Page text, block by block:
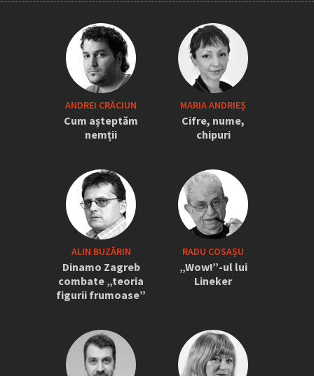
„Iordănescu a tras sforile să revină la
națională” » Pițurcă face dezvăluiri
tari: „Dacă știam că vine el...” +
Scena din avion: „Era transfigurat”
ANDREI CRĂCIUN
Cum așteptăm
nemții
MARIA ANDRIEŞ
Cifre, nume,
chipuri
ALIN BUZĂRIN
Dinamo Zagreb
combate „teoria
figurii frumoase”
RADU COSAȘU
„Wow!”-ul lui
Lineker